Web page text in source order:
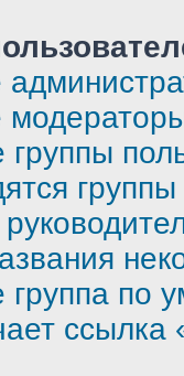
группы
группа по